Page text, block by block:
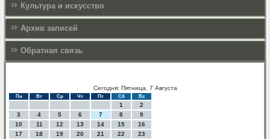
Культура и искусcтво
Архив записей
Обратная связь
Сегодня: Пятница, 7 Августа
Пн Вт Ср Чт Пт Сб Вс
1
2
3
4 5 6 7 8
9
10
11 12 13 14 15
16
17
18 19 20 21 22
23